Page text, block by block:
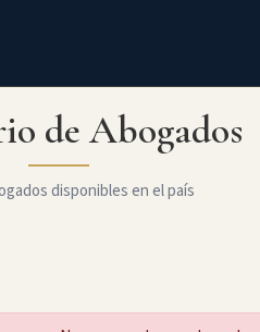
de Abogados
disponibles en el país